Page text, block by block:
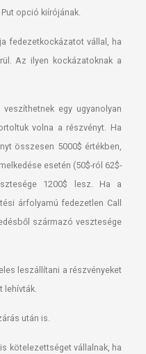
opció kiírójának.
fedezetkockázatot vállal, ha
Az ilyen kockázatoknak a
egy ugyanolyan
volna a részvényt. Ha
összesen 5000$ értékben,
esetén (50$-ról 62$-
1200$ lesz. Ha a
árfolyamú fedezetlen Call
származó vesztesége
leszállítani a részvényeket
lehívták.
után is.
kötelezettséget vállalnak, ha